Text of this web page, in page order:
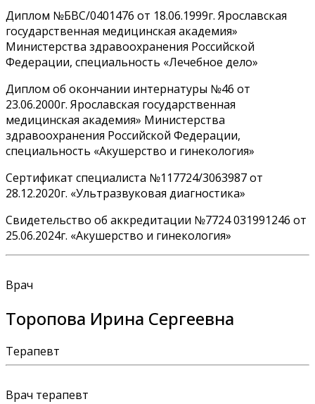
Диплом №БВС/0401476 от 18.06.1999г. Ярославская
государственная медицинская академия»
Министерства здравоохранения Российской
Федерации, специальность «Лечебное дело»
Диплом об окончании интернатуры №46 от
23.06.2000г. Ярославская государственная
медицинская академия» Министерства
здравоохранения Российской Федерации,
специальность «Акушерство и гинекология»
Сертификат специалиста №117724/3063987 от
28.12.2020г. «Ультразвуковая диагностика»
Свидетельство об аккредитации №7724 031991246 от
25.06.2024г. «Акушерство и гинекология»
Врач
Торопова Ирина Сергеевна
Терапевт
Врач терапевт